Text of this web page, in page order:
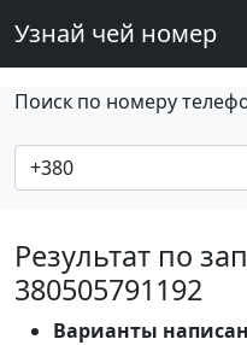
Узнай чей номер
Поиск по номеру
Результат по
380505791192
Варианты